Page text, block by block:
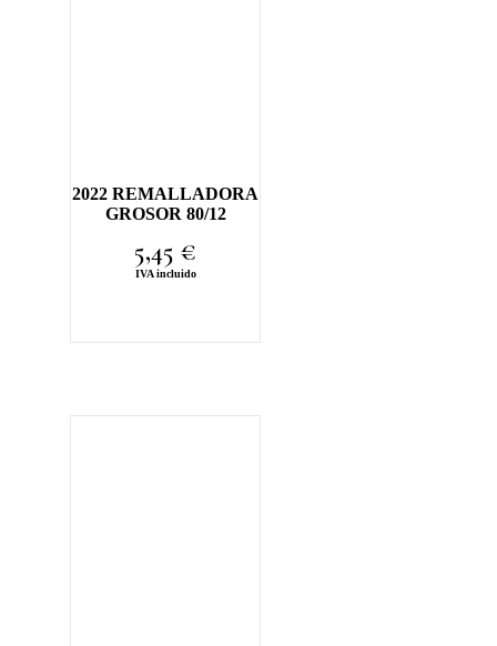
2022 REMALLADORA
GROSOR 80/12
5,45 €
IVA incluido